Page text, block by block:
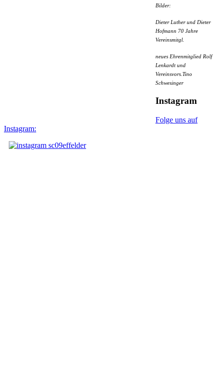
Bilder:
Dieter Luther und Dieter
Hofmann 70 Jahre
Vereinsmitgl.
neues Ehrenmitglied Rolf
Lenkardt und
Vereinsvors.Tino
Schwesinger
Instagram
Folge uns auf
Instagram: